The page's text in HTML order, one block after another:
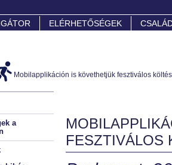
ELÉRHETŐSÉGEK
Mobilapplikáción is követhetjük fesztiválos
a
FESZTIVÁLOS